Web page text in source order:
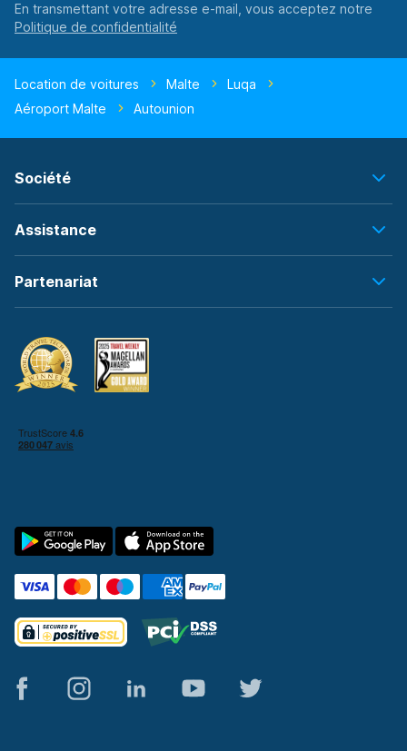
En transmettant votre adresse e-mail, vous acceptez notre
Location de voitures Malte
Luqa
Aéroport Malte
Autounion
Société
Assistance
Partenariat